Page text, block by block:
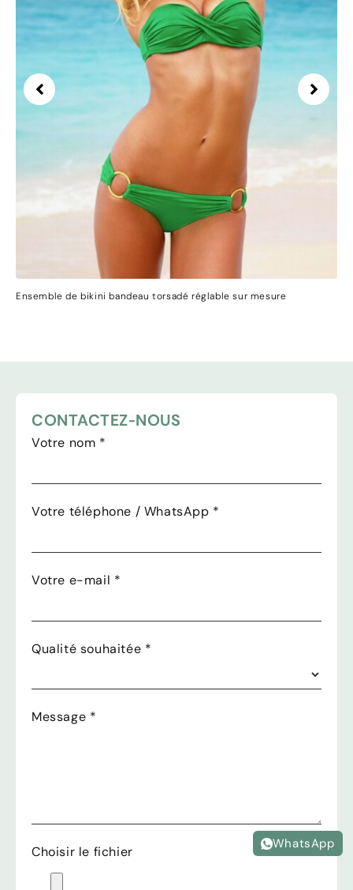
Ensemble de bikini bandeau torsadé réglable sur mesure
CONTACTEZ-NOUS
Votre nom *
Votre téléphone / WhatsApp *
Votre e-mail *
Qualité souhaitée *
Message *
Choisir le fichier WhatsApp